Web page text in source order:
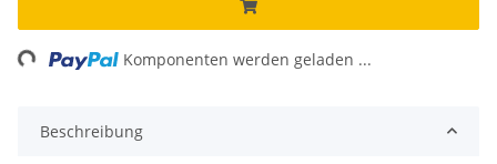
Komponenten werden geladen ...
Beschreibung